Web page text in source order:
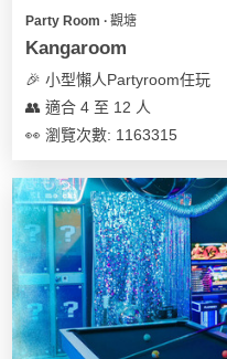
Party Room ∙ 觀塘
Kangaroom
🎉 小型懶人Partyroom任玩
👥 適合 4 至 12 人
👀 瀏覽次數: 1163315